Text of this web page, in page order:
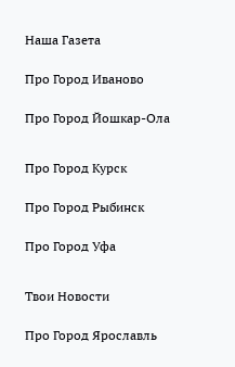
Наша Газета
Про Город Иваново
Про Город Йошкар-Ола
Про Город Курск
Про Город Рыбинск
Про Город Уфа
Твои Новости
Про Город Ярославль